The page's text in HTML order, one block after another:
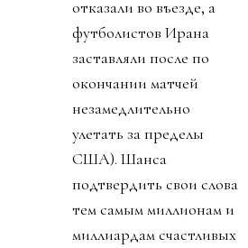
отказали во въезде, а
футболистов Ирана
заставляли после по
окончании матчей
незамедлительно
улетать за пределы
США). Шанса
подтвердить свои слова
тем самым миллионам и
миллиардам счастливых